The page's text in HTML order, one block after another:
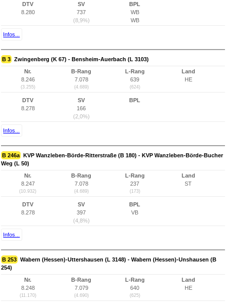
DTV
8.280
SV
737
(8,9%)
BPL
WB
WB
Infos...
B 3 Zwingenberg (K 67) - Bensheim-Auerbach (L 3103)
Nr.
8.246
(3.255)
B-Rang
7.078
(4.689)
L-Rang
639
(624)
Land
HE
DTV
8.278
SV
166
(2,0%)
BPL
Infos...
B 246a KVP Wanzleben-Börde-Ritterstraße (B 180) - KVP Wanzleben-Börde-Bucher
Weg (L 50)
Nr.
8.247
(10.932)
B-Rang
7.078
(4.689)
L-Rang
237
(173)
Land
ST
DTV
8.278
SV
397
(4,8%)
BPL
VB
Infos...
B 253 Wabern (Hessen)-Uttershausen (L 3148) - Wabern (Hessen)-Unshausen (B
254)
Nr.
8.248
(11.170)
B-Rang
7.079
(4.690)
L-Rang
640
(625)
Land
HE